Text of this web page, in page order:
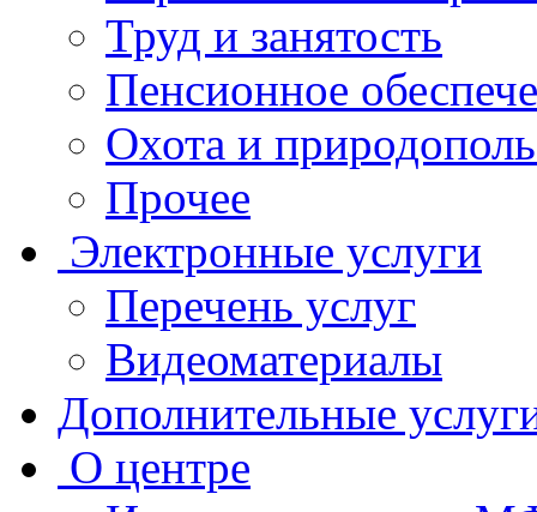
Труд и занятость
Пенсионное
Охота и
Прочее
Электронные услуги
Перечень услуг
Видеоматериалы
Дополнительные
О центре